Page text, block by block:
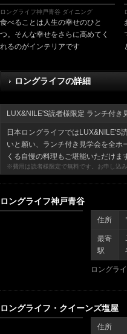
ロングライフ神戸青谷 ダイニング
食べることは人生の幸せのひと
つ。そんな幸せをさらに高めてく
れるのがインテリアです
ロングライフの詳細
LUX&NILE'S読者様限定 ランチ付き
日本ロングライフではLUX&NILE'S
いと願い、ランチ付き見学会を全
くる自慢の料理もご堪能いただけ
※費用は読者様限定で無料です。お申し込
ロングライフ神戸青谷
住所
最寄
駅
ロングラ
ロングライフ・クイーンズ塩屋
住所